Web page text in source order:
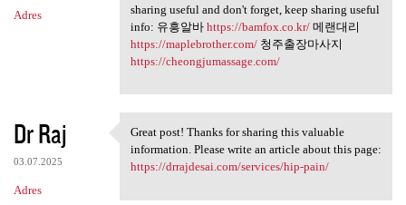
Adres
sharing useful and don't forget, keep sharing useful
info: 유흥알바 https://bamfox.co.kr/메랜대리
https://maplebrother.com/청주출장마사지
https://cheongjumassage.com/
Dr Raj
03.07.2025
Adres
Great post! Thanks for
Great post! Thanks for sharing this valuable
information. Please write an article about this page:
https://drrajdesai.com/services/hip-pain/